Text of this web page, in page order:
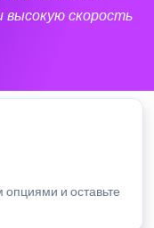
высокую скорость
и оставьте